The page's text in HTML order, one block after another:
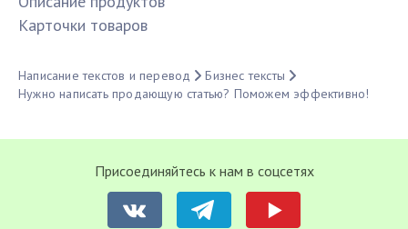
Карточки товаров
Написание текстов и перевод
Бизнес тексты
Нужно написать продающую статью? Поможем эффективно!
Присоединяйтесь к нам в соцсетях